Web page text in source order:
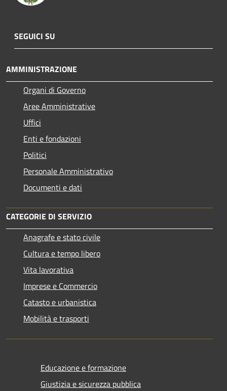
SEGUICI SU
AMMINISTRAZIONE
Organi di Governo
Aree Amministrative
Uffici
Enti e fondazioni
Politici
Personale Amministrativo
Documenti e dati
CATEGORIE DI SERVIZIO
Anagrafe e stato civile
Cultura e tempo libero
Vita lavorativa
Imprese e Commercio
Catasto e urbanistica
Mobilità e trasporti
Educazione e formazione
Giustizia e sicurezza pubblica